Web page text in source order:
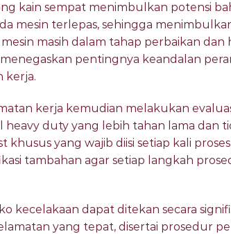
kain sempat menimbulkan potensi
mesin terlepas, sehingga
masih dalam tahap perbaikan dan
pentingnya keandalan
kerja.
kerja kemudian melakukan
duty yang lebih tahan lama dan
yang wajib diisi setiap kali
tambahan agar setiap langkah
kecelakaan dapat ditekan secara
yang tepat, disertai prosedur